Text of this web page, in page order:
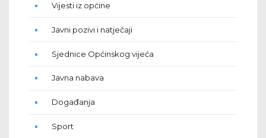
Vijesti iz općine
Javni pozivi i natječaji
Sjednice Općinskog vijeća
Javna nabava
Događanja
Sport